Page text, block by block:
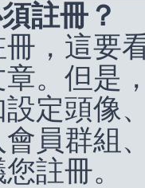
註冊？
，這要
。但是
定頭像
員群組
註冊。